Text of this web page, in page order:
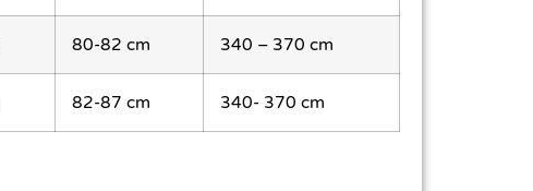
80-82 cm 340 – 370 cm
82-87 cm 340- 370 cm